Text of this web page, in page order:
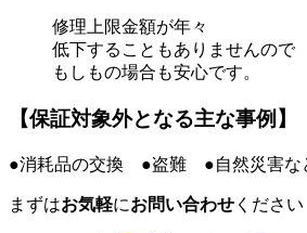
修理上限金額が年々
低下することもありませんので
もしもの場合も安心です。
【保証対象外となる主な事例】
●消耗品の交換 ●盗難 ●自然災害な
まずはお気軽にお問い合わせ ください